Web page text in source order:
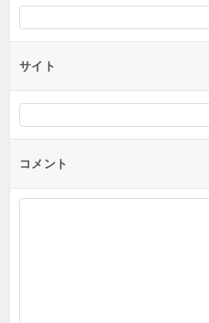
サイト
コメント